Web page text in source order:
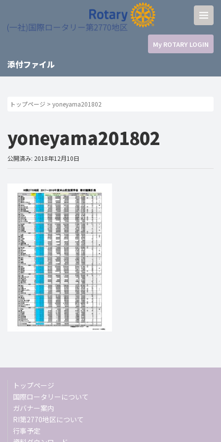
My ROTARY LOGIN
添付ファイル
トップページ > yoneyama201802
yoneyama201802
公開済み: 2018年12月10日
トップページ
国際ロータリーについて
ガバナー案内
RI第2770地区について
行事予定